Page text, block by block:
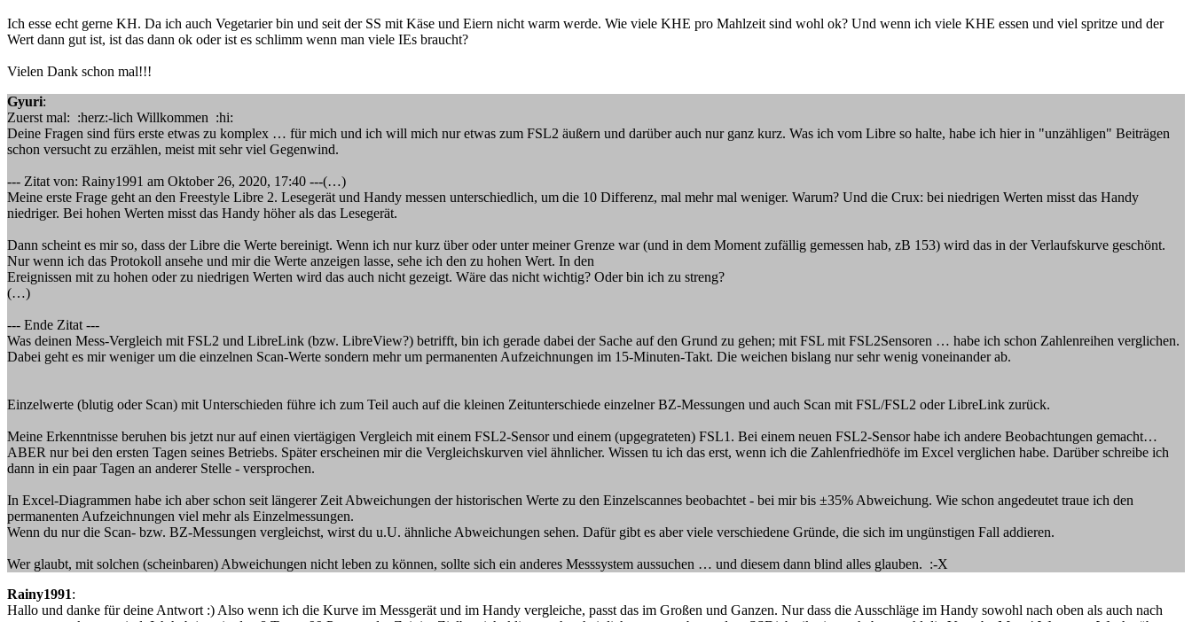
Ich esse echt gerne KH. Da ich auch Vegetarier bin und seit der SS mit Käse und Eiern nicht warm werde. Wie viele KHE pro Mahlzeit sind wohl ok? Und wenn ich viele KHE essen und viel spritze und der
Wert dann gut ist, ist das dann ok oder ist es schlimm wenn man viele IEs braucht?
Vielen Dank schon mal!!!
Gyuri:
Zuerst mal: :herz:-lich Willkommen :hi:
Deine Fragen sind fürs erste etwas zu komplex … für mich und ich will mich nur etwas zum FSL2 äußern und darüber auch nur ganz kurz. Was ich vom Libre so halte, habe ich hier in "unzähligen" Beiträgen
schon versucht zu erzählen, meist mit sehr viel Gegenwind.
--- Zitat von: Rainy1991 am Oktober 26, 2020, 17:40 ---(…)
Meine erste Frage geht an den Freestyle Libre 2. Lesegerät und Handy messen unterschiedlich, um die 10 Differenz, mal mehr mal weniger. Warum? Und die Crux: bei niedrigen Werten misst das Handy
niedriger. Bei hohen Werten misst das Handy höher als das Lesegerät.
Dann scheint es mir so, dass der Libre die Werte bereinigt. Wenn ich nur kurz über oder unter meiner Grenze war (und in dem Moment zufällig gemessen hab, zB 153) wird das in der Verlaufskurve geschönt.
Nur wenn ich das Protokoll ansehe und mir die Werte anzeigen lasse, sehe ich den zu hohen Wert. In den
Ereignissen mit zu hohen oder zu niedrigen Werten wird das auch nicht gezeigt. Wäre das nicht wichtig? Oder bin ich zu streng?
(…)
--- Ende Zitat ---
Was deinen Mess-Vergleich mit FSL2 und LibreLink (bzw. LibreView?) betrifft, bin ich gerade dabei der Sache auf den Grund zu gehen; mit FSL mit FSL2Sensoren … habe ich schon Zahlenreihen verglichen.
Dabei geht es mir weniger um die einzelnen Scan-Werte sondern mehr um permanenten Aufzeichnungen im 15-Minuten-Takt. Die weichen bislang nur sehr wenig voneinander ab.
Einzelwerte (blutig oder Scan) mit Unterschieden führe ich zum Teil auch auf die kleinen Zeitunterschiede einzelner BZ-Messungen und auch Scan mit FSL/FSL2 oder LibreLink zurück.
Meine Erkenntnisse beruhen bis jetzt nur auf einen viertägigen Vergleich mit einem FSL2-Sensor und einem (upgegrateten) FSL1. Bei einem neuen FSL2-Sensor habe ich andere Beobachtungen gemacht…
ABER nur bei den ersten Tagen seines Betriebs. Später erscheinen mir die Vergleichskurven viel ähnlicher. Wissen tu ich das erst, wenn ich die Zahlenfriedhöfe im Excel verglichen habe. Darüber schreibe ich
dann in ein paar Tagen an anderer Stelle - versprochen.
In Excel-Diagrammen habe ich aber schon seit längerer Zeit Abweichungen der historischen Werte zu den Einzelscannes beobachtet - bei mir bis ±35% Abweichung. Wie schon angedeutet traue ich den
permanenten Aufzeichnungen viel mehr als Einzelmessungen.
Wenn du nur die Scan- bzw. BZ-Messungen vergleichst, wirst du u.U. ähnliche Abweichungen sehen. Dafür gibt es aber viele verschiedene Gründe, die sich im ungünstigen Fall addieren.
Wer glaubt, mit solchen (scheinbaren) Abweichungen nicht leben zu können, sollte sich ein anderes Messsystem aussuchen … und diesem dann blind alles glauben. :-X
Rainy1991:
Hallo und danke für deine Antwort :) Also wenn ich die Kurve im Messgerät und im Handy vergleiche, passt das im Großen und Ganzen. Nur dass die Ausschläge im Handy sowohl nach oben als auch nach